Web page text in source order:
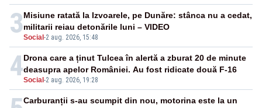
3Social -2 aug. 2026, 15:48
Misiune ratată la Izvoarele, pe Dunăre: stânca nu a cedat,
militarii reiau detonările luni – VIDEO
4Social -2 aug. 2026, 19:28
Drona care a ținut Tulcea în alertă a zburat 20 de minute
deasupra apelor României. Au fost ridicate două F-16
Carburanții s-au scumpit din nou, motorina este la un